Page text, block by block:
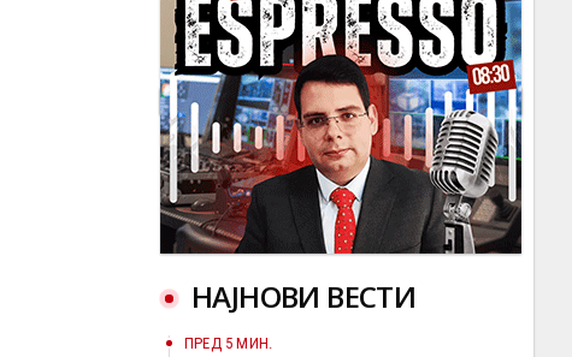
НАЈНОВИ ВЕСТИ
ПРЕД 5 МИН.